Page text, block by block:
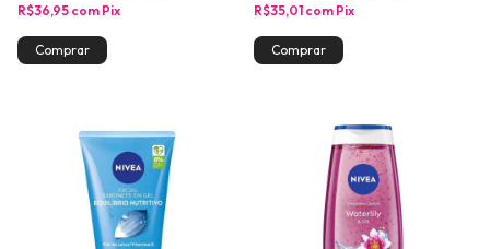
R$36,95 com Pix R$35,01 com Pix